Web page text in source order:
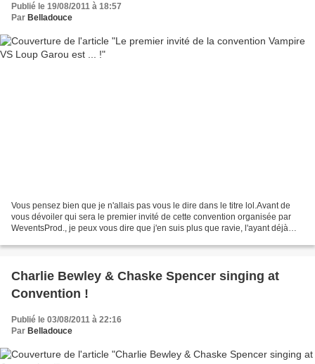
Publié le 19/08/2011 à 18:57
Par Belladouce
Vous pensez bien que je n'allais pas vous le dire dans le titre lol.Avant de
vous dévoiler qui sera le premier invité de cette convention organisée par
WeventsProd., je peux vous dire que j'en suis plus que ravie, l'ayant déjà
Charlie Bewley & Chaske Spencer singing at
Convention !
Publié le 03/08/2011 à 22:16
Par Belladouce